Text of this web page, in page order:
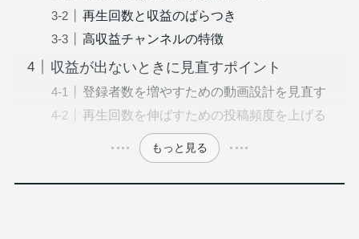
再生回数と収益のばらつき
高収益チャンネルの特徴
収益が出ないときに見直すポイント
登録者数を増やすための動画設計を見直す
再生回数を伸ばすための投稿頻度を上げる
もっと見る